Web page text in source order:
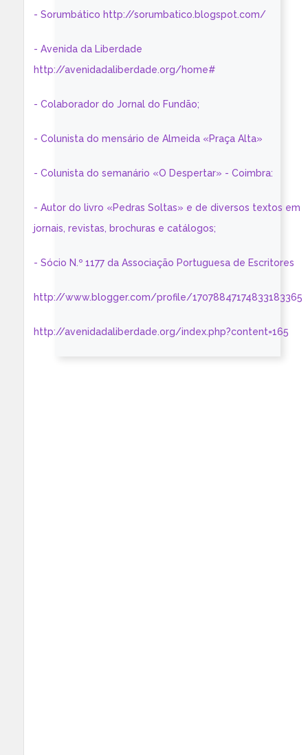
- Sorumbático http://sorumbatico.blogspot.com/
- Avenida da Liberdade
http://avenidadaliberdade.org/home#
- Colaborador do Jornal do Fundão;
- Colunista do mensário de Almeida «Praça Alta»
- Colunista do semanário «O Despertar» - Coimbra:
- Autor do livro «Pedras Soltas» e de diversos textos em
jornais, revistas, brochuras e catálogos;
- Sócio N.º 1177 da Associação Portuguesa de Escritores
http://www.blogger.com/profile/17078847174833183365
http://avenidadaliberdade.org/index.php?content=165